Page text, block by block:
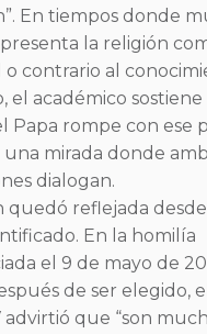
En tiempos donde
presenta la religión
o contrario al
el académico
Papa rompe con ese
mirada donde
dialogan.
quedó reflejada
En la homilía
el 9 de mayo de
de ser elegido,
advirtió que “son